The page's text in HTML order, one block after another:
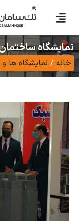
ساختمان کیش-1400
نمایشگاه ها و رویدادها